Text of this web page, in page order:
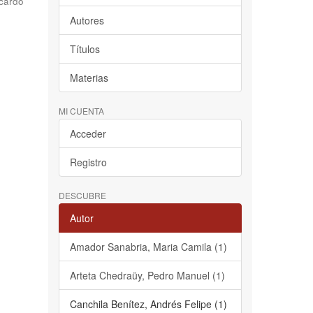
Autores
Títulos
Materias
MI CUENTA
Acceder
Registro
DESCUBRE
Autor
Amador Sanabria, Maria Camila (1)
Arteta Chedraüy, Pedro Manuel (1)
Canchila Benítez, Andrés Felipe (1)